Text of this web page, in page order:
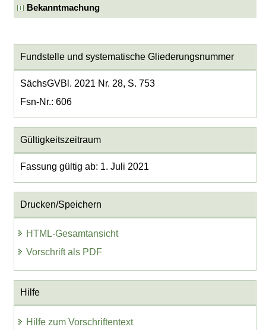
Bekanntmachung
Fundstelle und systematische Gliederungsnummer
SächsGVBl. 2021 Nr. 28, S. 753
Fsn-Nr.: 606
Gültigkeitszeitraum
Fassung gültig ab: 1. Juli 2021
Drucken/Speichern
HTML-Gesamtansicht
Vorschrift als PDF
Hilfe
Hilfe zum Vorschriftentext